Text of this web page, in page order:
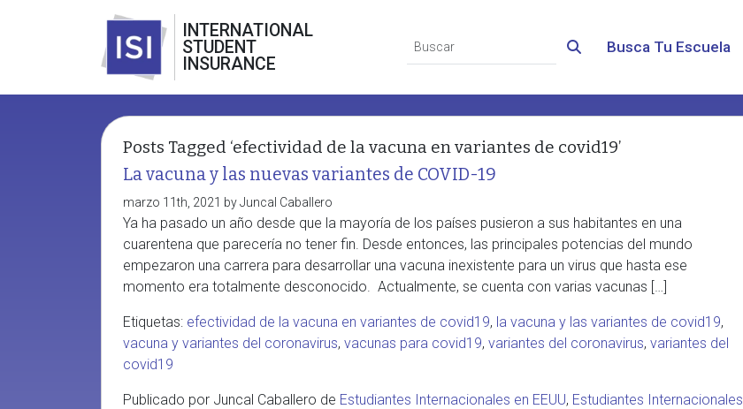
INTERNATIONAL
STUDENT
INSURANCE
Busca Tu Escuela
Posts Tagged ‘efectividad de la vacuna en variantes de covid19’
La vacuna y las nuevas variantes de COVID-19
marzo 11th, 2021 by Juncal Caballero
Ya ha pasado un año desde que la mayoría de los países pusieron a sus habitantes en una
cuarentena que parecería no tener fin. Desde entonces, las principales potencias del mundo
empezaron una carrera para desarrollar una vacuna inexistente para un virus que hasta ese
momento era totalmente desconocido. Actualmente, se cuenta con varias vacunas […]
Etiquetas: efectividad de la vacuna en variantes de covid19, la vacuna y las variantes de covid19,
vacuna y variantes del coronavirus, vacunas para covid19, variantes del coronavirus, variantes del
covid19
Publicado por Juncal Caballero de Estudiantes Internacionales en EEUU, Estudiantes Internacionales